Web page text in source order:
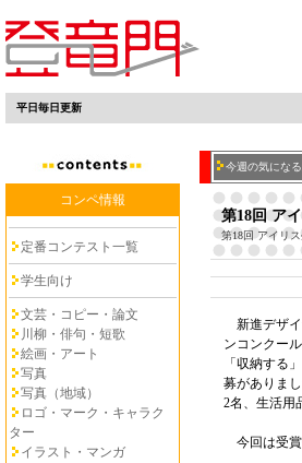
平日毎日更新
今週の気にな
コンペ情報
定番コンテスト一覧
学生向け
文芸・コピー・論文
川柳・俳句・短歌
絵画・アート
写真
写真（地域）
ロゴ・マーク・キャラク
ター
イラスト・マンガ
第18回 ア
第18回 アイリ
新進デザイ
ンコンクー
「収納する
募がありま
2名、生活用
今回は受賞